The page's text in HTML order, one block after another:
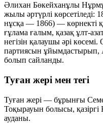
Әлихан Бөкейханұлы
жылы әртүрлі көрсетіледі:
нұсқа — 1866) — көрнекті
ғұлама ғалым, қазақ ұлт-
негізін қалаушы әрі
партиясын ұйымдастырып,
болып сайланды.
Туған жері мен тегі
Туған жері — бұрынғы
Тоқырауын болысы,
ауданы.